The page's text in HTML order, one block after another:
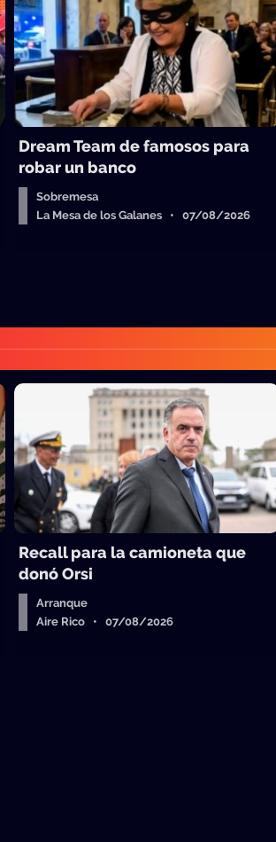
Dream Team de famosos para
robar un banco
Sobremesa
La Mesa de los Galanes • 07/08/2026
Recall para la camioneta que
donó Orsi
Arranque
Aire Rico • 07/08/2026